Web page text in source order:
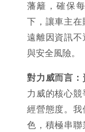
藩籬，確保
下，讓車主
遠離因資訊
與安全風險。
對力威而言
力威的核心
經營態度。我
色，積極串